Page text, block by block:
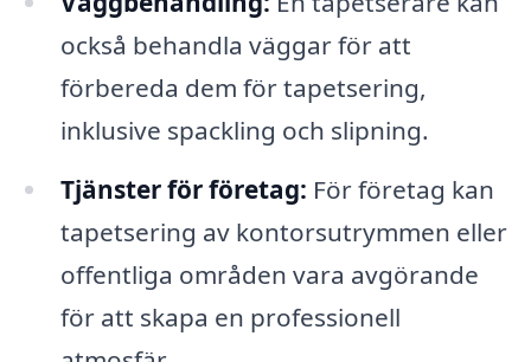
också behandla väggar för att
förbereda dem för tapetsering,
inklusive spackling och slipning.
Tjänster för företag: För företag kan
tapetsering av kontorsutrymmen eller
offentliga områden vara avgörande
för att skapa en professionell